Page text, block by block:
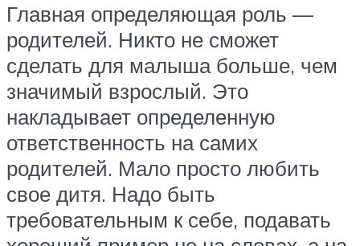
Главная определяющая роль —
родителей. Никто не сможет
сделать для малыша больше, чем
значимый взрослый. Это
накладывает определенную
ответственность на самих
родителей. Мало просто любить
свое дитя. Надо быть
требовательным к себе, подавать